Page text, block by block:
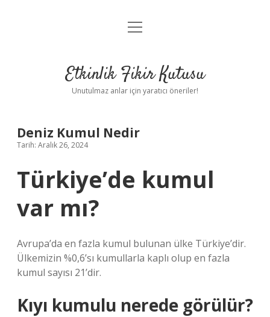
Anasayfa
Yasal Uyarı
menüyü
Etkinlik Fikir Kutusu
Unutulmaz anlar için yaratıcı öneriler!
Deniz Kumul Nedir
Tarih: Aralık 26, 2024
Türkiye’de kumul
var mı?
Avrupa’da en fazla kumul bulunan ülke Türkiye’dir.
Ülkemizin %0,6’sı kumullarla kaplı olup en fazla
kumul sayısı 21’dir.
Kıyı kumulu nerede görülür?